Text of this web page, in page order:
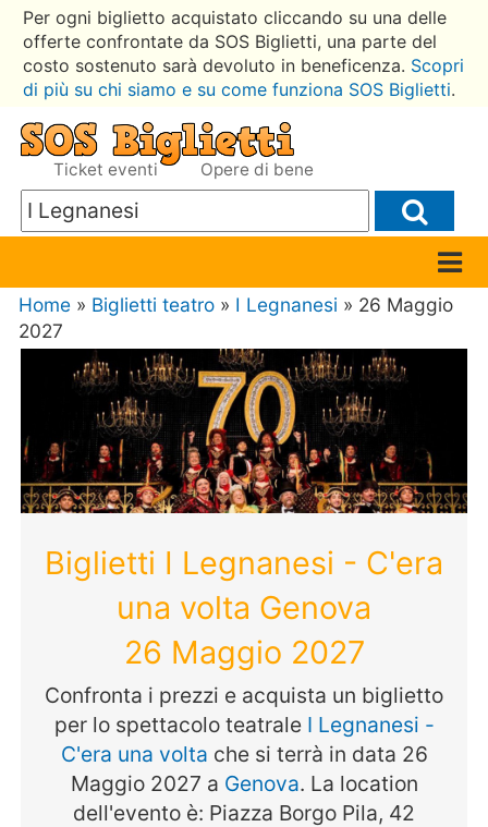
Per ogni biglietto acquistato cliccando su una delle
offerte confrontate da SOS Biglietti, una parte del
costo sostenuto sarà devoluto in beneficenza. Scopri
di più su chi siamo e su come funziona SOS Biglietti.
Ticket eventi Opere di bene
Home » Biglietti teatro » I Legnanesi » 26 Maggio
2027
Biglietti I Legnanesi - C'era
una volta Genova
26 Maggio 2027
Confronta i prezzi e acquista un biglietto
per lo spettacolo teatrale I Legnanesi -
C'era una volta che si terrà in data 26
Maggio 2027 a Genova. La location
dell'evento è: Piazza Borgo Pila, 42